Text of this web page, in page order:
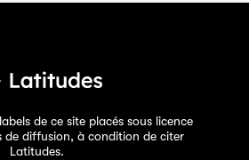
de ce site placés sous licence
de diffusion, à condition de citer
Latitudes.